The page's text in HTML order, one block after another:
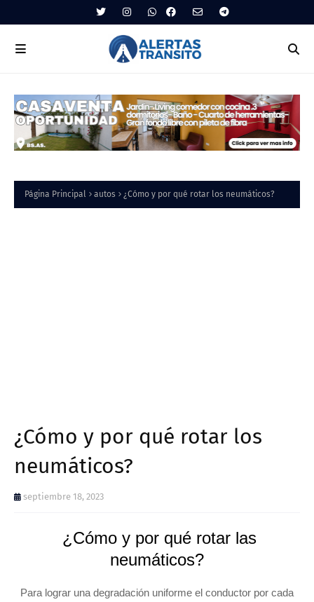
Página Principal autos ¿Cómo y por qué rotar los neumáticos?
¿Cómo y por qué rotar los
neumáticos?
septiembre 18, 2023
¿Cómo y por qué rotar las
neumáticos?
Para lograr una degradación uniforme el conductor por cada